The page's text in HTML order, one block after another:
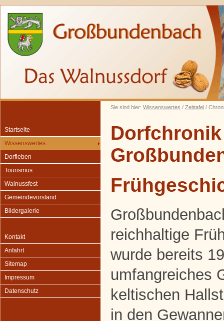
Sie sind hier: Wissenswertes / Zeittafel /
Startseite
Wissenswertes
Dorfleben
Tourismus
Walnussfest
Gemeindevorstand
Bildergalerie
Kontakt
Anfahrt
Sitemap
Impressum
Datenschutz
reichhaltige
wurde bereits
umfangreiches
keltischen
in den